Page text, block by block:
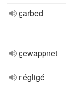
garbed
gewappnet
négligé